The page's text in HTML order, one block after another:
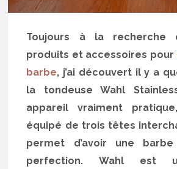
Toujours à la recherche
produits et accessoires pour
barbe, j’ai découvert il y a
la tondeuse Wahl
appareil vraiment
équipé de trois têtes
permet d’avoir une
perfection. Wahl est